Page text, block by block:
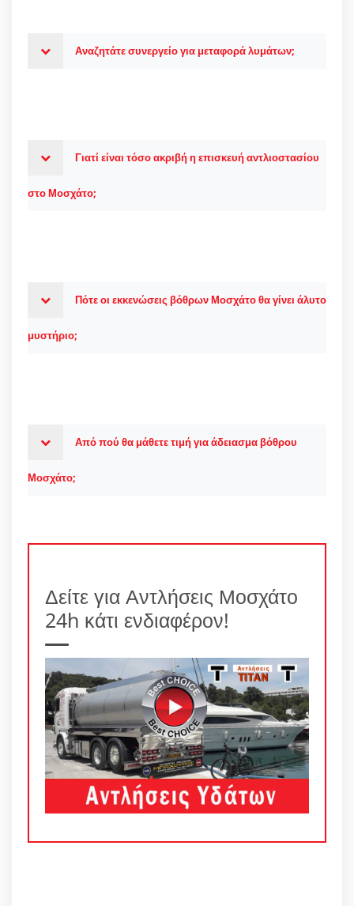
Αναζητάτε συνεργείο για μεταφορά λυμάτων;
Γιατί είναι τόσο ακριβή η επισκευή αντλιοστασίου
στο Μοσχάτο;
Πότε οι εκκενώσεις βόθρων Μοσχάτο θα γίνει άλυτο
μυστήριο;
Από πού θα μάθετε τιμή για άδειασμα βόθρου
Μοσχάτο;
Δείτε για Αντλήσεις Μοσχάτο
24h κάτι ενδιαφέρον!